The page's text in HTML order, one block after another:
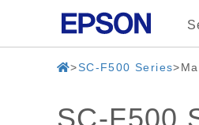
SC-F500 Series
SC-F500